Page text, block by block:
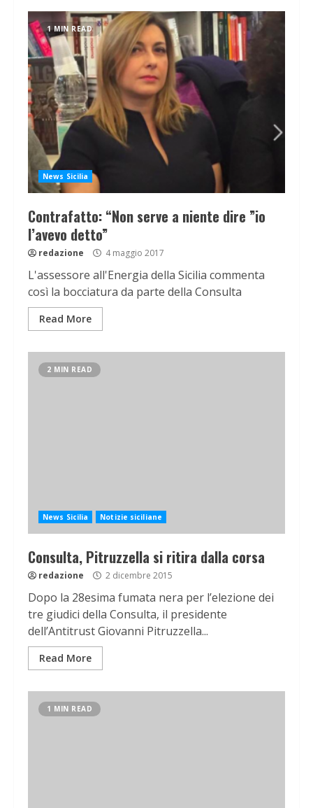
1 MIN READ
News Sicilia
Contrafatto: “Non serve a niente dire ”io
l’avevo detto”
redazione 4 maggio 2017
L'assessore all'Energia della Sicilia commenta
così la bocciatura da parte della Consulta
Read More
2 MIN READ
News Sicilia Notizie siciliane
Consulta, Pitruzzella si ritira dalla corsa
redazione 2 dicembre 2015
Dopo la 28esima fumata nera per l’elezione dei
tre giudici della Consulta, il presidente
dell’Antitrust Giovanni Pitruzzella...
Read More
1 MIN READ